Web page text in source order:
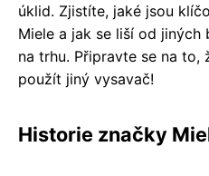
úklid. Zjistíte, jaké jsou
Miele a jak se liší od jiných
na trhu. Připravte se na to,
použít jiný vysavač!
Historie značky